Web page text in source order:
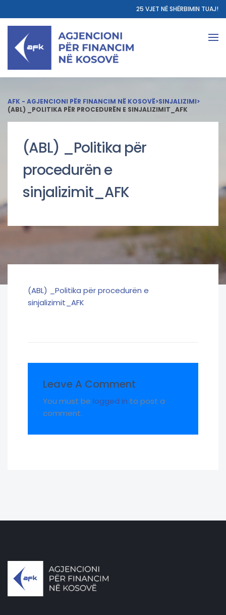
25 VJET NË SHËRBIMIN TUAJ!
AFK - AGJENCIONI PËR FINANCIM NË KOSOVË>SINJALIZIMI>
(ABL) _POLITIKA PËR PROCEDURËN E SINJALIZIMIT_AFK
(ABL) _Politika për
procedurën e
sinjalizimit_AFK
(ABL) _Politika për procedurën e
sinjalizimit_AFK
Leave A Comment
You must be logged in to post a
comment.